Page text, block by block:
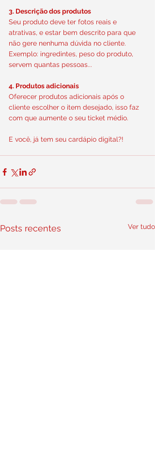
3. Descrição dos produtos
Seu produto deve ter fotos reais e
atrativas, e estar bem descrito para que
não gere nenhuma dúvida no cliente.
Exemplo: ingredintes, peso do produto,
servem quantas pessoas...
4. Produtos adicionais
Oferecer produtos adicionais após o
cliente escolher o item desejado, isso faz
com que aumente o seu ticket médio.
E você, já tem seu cardápio digital?!
Posts recentes Ver tudo